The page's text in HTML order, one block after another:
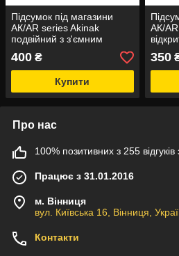
Підсумок під магазини
АК/AR series Akinak
подвійний з з'ємним
клапаном MOLLE
400 ₴
Купити
АК/
тип3
350
Про нас
100% позитивних з 255 відгуків
Працює з 31.01.2016
м. Вінниця
вул. Київська 16, Вінниця,
Контакти